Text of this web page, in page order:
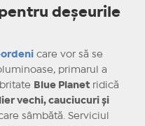
deșeurile
care vor să se
primarul a
Blue Planetridică
vechi, cauciucuri și
sâmbătă. Serviciul